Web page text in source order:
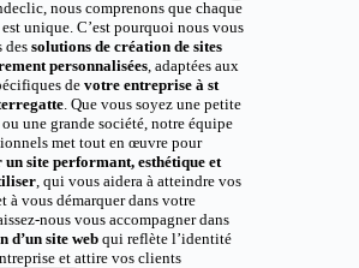
nous comprenons que chaque
unique. C’est pourquoi nous vous
dessolutions de création de sites
personnalisées, adaptées aux
devotre entreprise à st
. Que vous soyez une petite
une grande société, notre équipe
met tout en œuvre pour
site performant, esthétique et
, qui vous aidera à atteindre vos
à vous démarquer dans votre
nous vous accompagner dans
d’un site webqui reflète l’identité
et attire vos clients